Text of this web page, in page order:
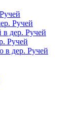
Ручей
дер. Ручей
Ручей
в дер. Ручей